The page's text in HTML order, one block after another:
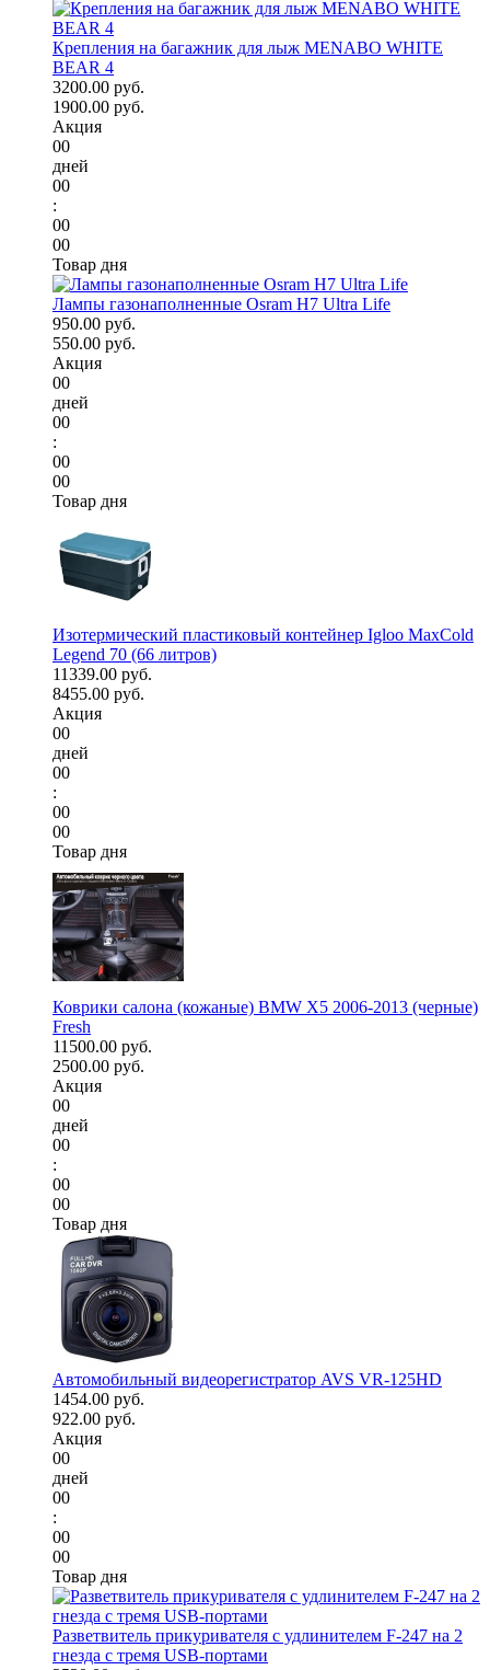
Крепления на багажник для лыж MENABO WHITE
BEAR 4
3200.00 руб.
1900.00 руб.
Акция
00
дней
00
:
00
00
Товар дня
Лампы газонаполненные Osram H7 Ultra Life
950.00 руб.
550.00 руб.
Акция
00
дней
00
:
00
00
Товар дня
Изотермический пластиковый контейнер Igloo MaxCold
Legend 70 (66 литров)
11339.00 руб.
8455.00 руб.
Акция
00
дней
00
:
00
00
Товар дня
Коврики салона (кожаные) BMW X5 2006-2013 (черные)
Fresh
11500.00 руб.
2500.00 руб.
Акция
00
дней
00
:
00
00
Товар дня
Автомобильный видеорегистратор AVS VR-125HD
1454.00 руб.
922.00 руб.
Акция
00
дней
00
:
00
00
Товар дня
Разветвитель прикуривателя с удлинителем F-247 на 2
гнезда с тремя USB-портами